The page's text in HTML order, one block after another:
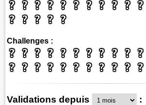
Challenges :
Validations depuis :